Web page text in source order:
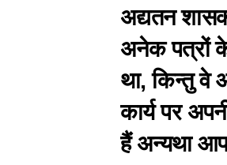
अद्यतन
अनेक पत्रों के
था, किन्तु
कार्य पर
हैं अन्यथा